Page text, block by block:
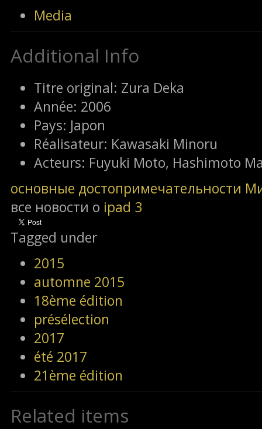
Media
Additional Info
Titre original: Zura Deka
Année: 2006
Pays: Japon
Réalisateur: Kawasaki Minoru
Acteurs: Fuyuki Moto, Hashimoto
основные достопримечательности
все новости о ipad 3
Tagged under
2015
automne 2015
18ème édition
présélection
2017
été 2017
21ème édition
Related items